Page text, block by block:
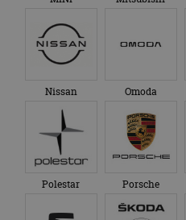
Nissan Omoda
Polestar Porsche